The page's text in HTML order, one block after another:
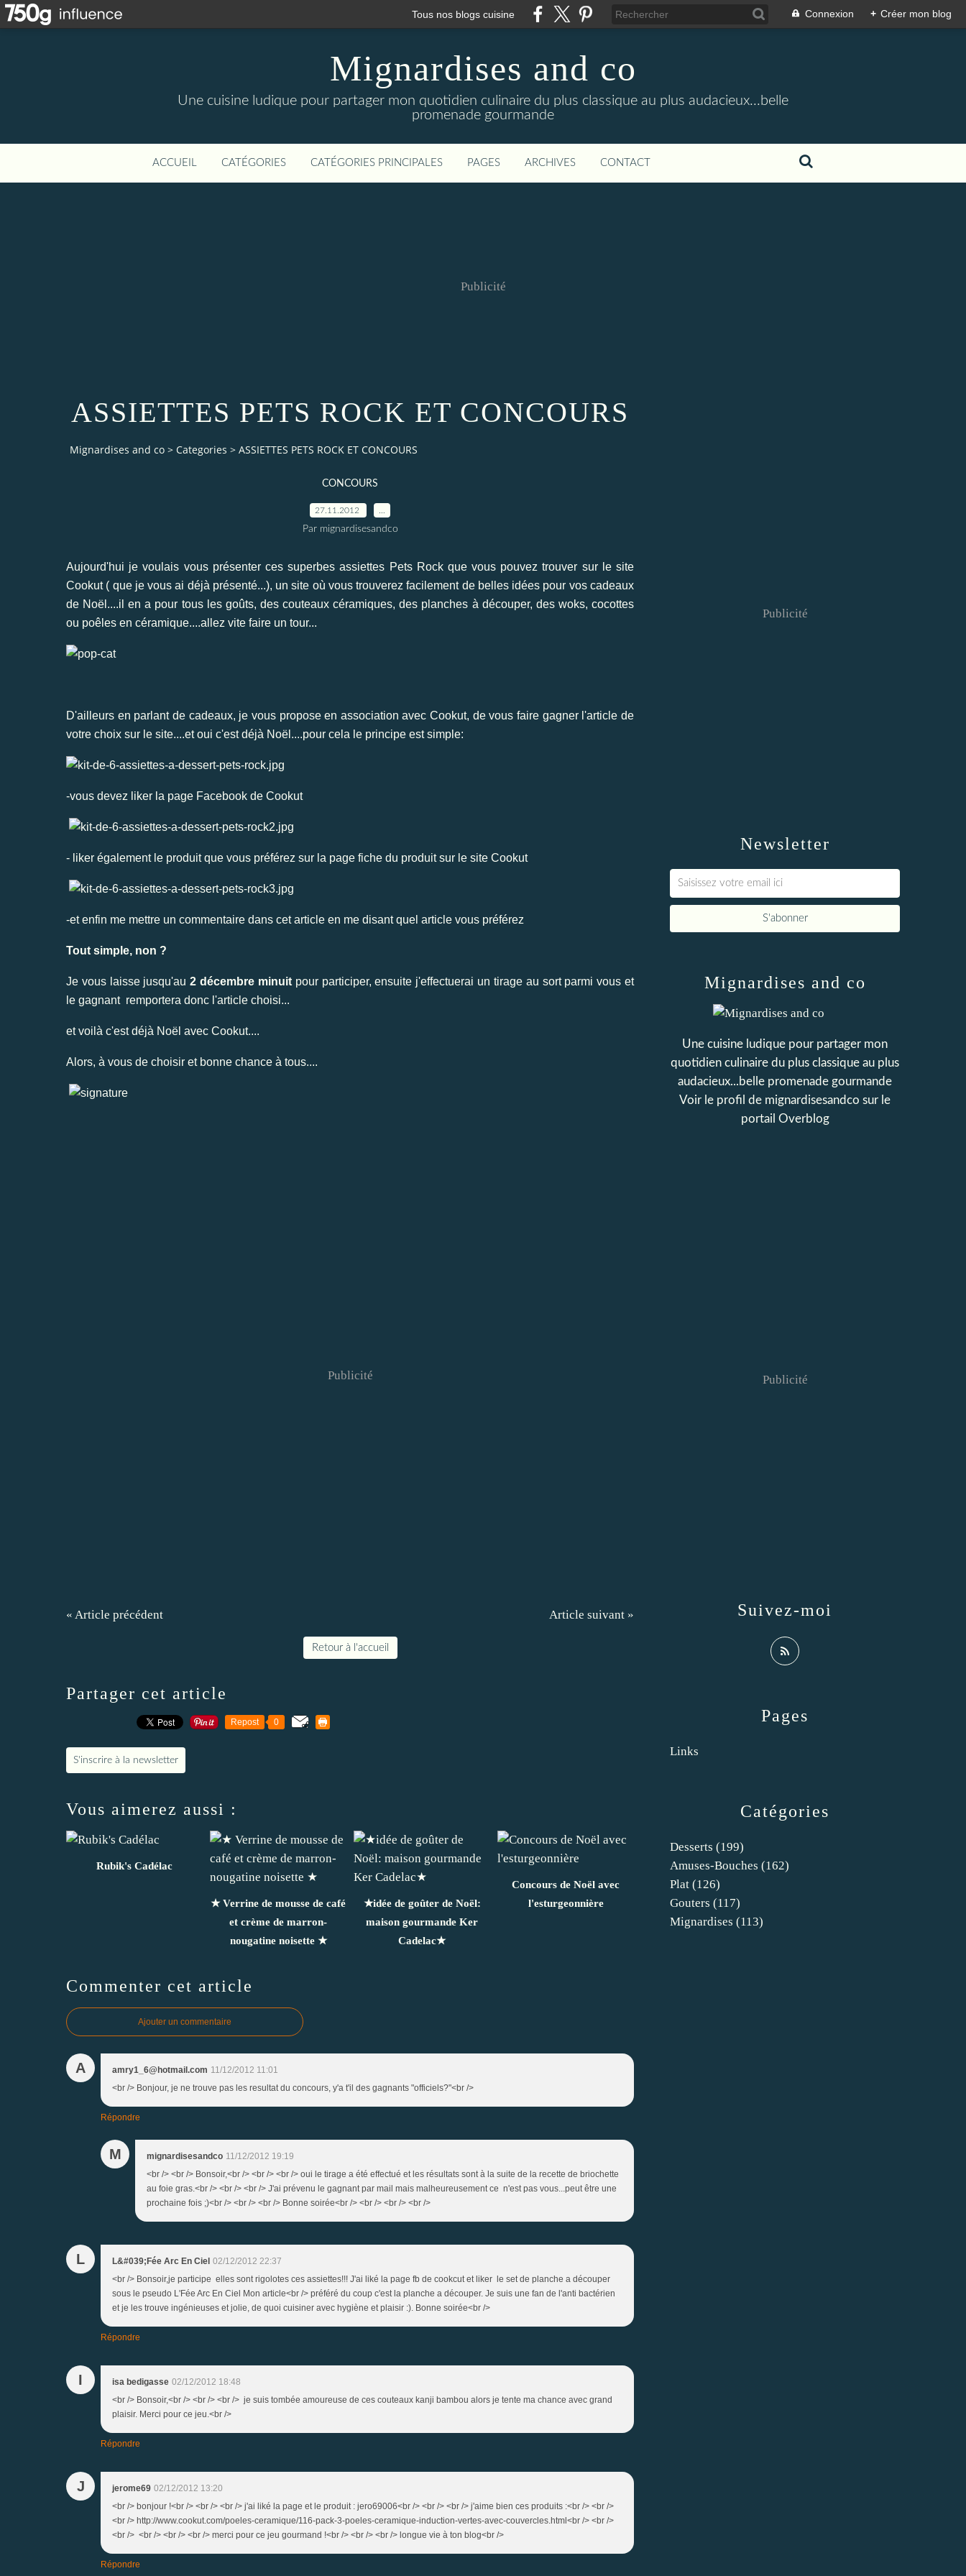
Tous nos blogs cuisine Connexion + Créer mon blog
Mignardises and co
Une cuisine ludique pour partager mon quotidien culinaire du plus classique au plus audacieux...belle
promenade gourmande
ACCUEIL CATÉGORIES CATÉGORIES PRINCIPALES PAGES ARCHIVES CONTACT
Publicité
ASSIETTES PETS ROCK ET CONCOURS
Mignardises and co > Categories > ASSIETTES PETS ROCK ET CONCOURS
CONCOURS
27.11.2012
Par mignardisesandco
Aujourd'hui je voulais vous présenter ces superbesassiettes Pets Rockque vous pouvez trouver sur le site
Cookut( que je vous ai déjà présenté...), un site où vous trouverez facilement de belles idées pour vos cadeaux
de Noël....il en a pour tous les goûts, descouteaux céramiques,des planches à découper, des woks,cocottes
ou poêles en céramique....allez vite faire un tour...
D'ailleurs en parlant de cadeaux, je vous propose en association avec Cookut, de vous faire gagner l'article de
votre choix sur le site....et oui c'est déjà Noël....pour cela le principe est simple:
-vous devez liker la page Facebook de Cookut
- liker également le produit que vous préférez sur la page fiche du produit sur le site Cookut
-et enfin me mettre un commentaire dans cet article en me disant quel article vous préférez
Tout simple, non ?
Je vous laisse jusqu'au2 décembre minuitpour participer, ensuite j'effectuerai un tirage au sort parmi vous et
le gagnant remportera donc l'article choisi...
et voilà c'est déjà Noël avec Cookut....
Alors, à vous de choisir et bonne chance à tous....
Publicité
« Article précédent Article suivant »
Retour à l'accueil
Partager cet article
Repost 0
S'inscrire à la newsletter
Vous aimerez aussi :
Rubik's Cadélac
★ Verrine de mousse de café
et crème de marron-
nougatine noisette ★
★idée de goûter de Noël:
maison gourmande Ker
Cadelac★
Concours de Noël avec
l'esturgeonnière
Commenter cet article
Ajouter un commentaire
A amry1_6@hotmail.com 11/12/2012 11:01
<br /> Bonjour, je ne trouve pas les resultat du concours, y'a t'il des gagnants "officiels?"<br />
Répondre
M mignardisesandco 11/12/2012 19:19
<br /> <br /> Bonsoir,<br /> <br /> <br /> oui le tirage a été effectué et les résultats sont à la suite de la recette de briochette
au foie gras.<br /> <br /> <br /> J'ai prévenu le gagnant par mail mais malheureusement ce n'est pas vous...peut être une
prochaine fois ;)<br /> <br /> <br /> Bonne soirée<br /> <br /> <br /> <br />
L L&#039;Fée Arc En Ciel 02/12/2012 22:37
<br /> Bonsoir,je participe elles sont rigolotes ces assiettes!!! J'ai liké la page fb de cookcut et liker le set de planche a découper
sous le pseudo L'Fée Arc En Ciel Mon article<br /> préféré du coup c'est la planche a découper. Je suis une fan de l'anti bactérien
et je les trouve ingénieuses et jolie, de quoi cuisiner avec hygiène et plaisir :). Bonne soirée<br />
Répondre
I isa bedigasse 02/12/2012 18:48
<br /> Bonsoir,<br /> <br /> <br /> je suis tombée amoureuse de ces couteaux kanji bambou alors je tente ma chance avec grand
plaisir. Merci pour ce jeu.<br />
Répondre
J jerome69 02/12/2012 13:20
<br /> bonjour !<br /> <br /> <br /> j'ai liké la page et le produit : jero69006<br /> <br /> <br /> j'aime bien ces produits :<br /> <br />
<br /> http://www.cookut.com/poeles-ceramique/116-pack-3-poeles-ceramique-induction-vertes-avec-couvercles.html<br /> <br />
<br /> <br /> <br /> <br /> merci pour ce jeu gourmand !<br /> <br /> <br /> longue vie à ton blog<br />
Répondre
Newsletter
Publicité
Catégories
Desserts (199)
Amuses-Bouches (162)
Plat (126)
Gouters (117)
Mignardises (113)
Pages
Links
Mignardises and co
Une cuisine ludique pour partager mon
quotidien culinaire du plus classique au plus
audacieux...belle promenade gourmande
Voir le profil de mignardisesandco sur le
portail Overblog
Suivez-moi
Publicité